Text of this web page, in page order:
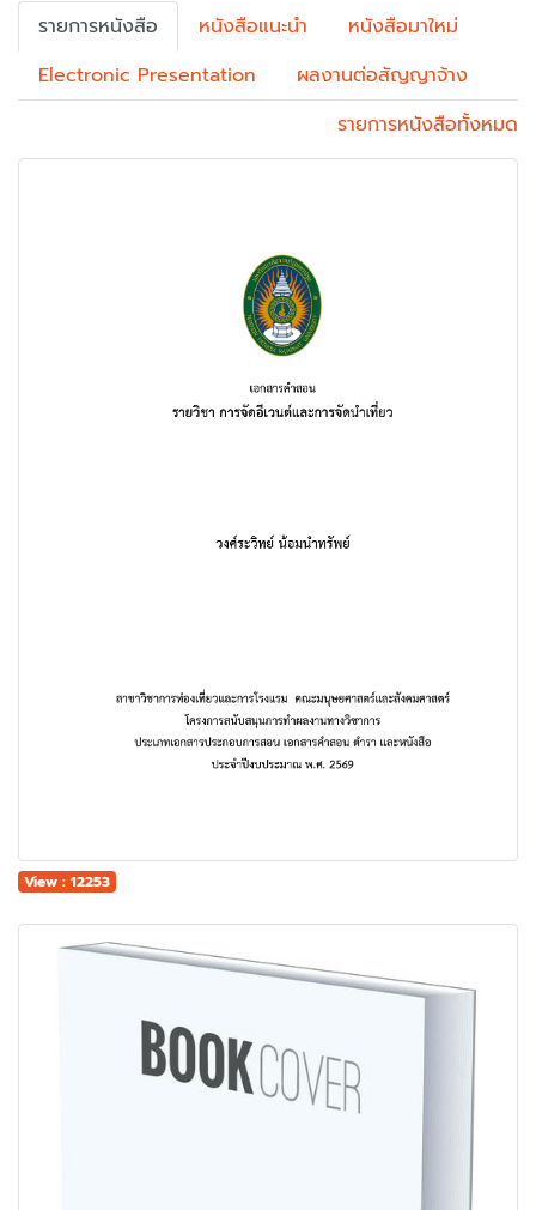
รายการหนังสือ หนังสือแนะนำ
หนังสือมาใหม่
Electronic Presentation
ผลงานต่อสัญญาจ้าง
รายการหนังสือทั้งหมด
View : 12253